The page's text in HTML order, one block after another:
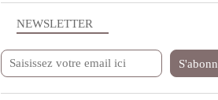
NEWSLETTER